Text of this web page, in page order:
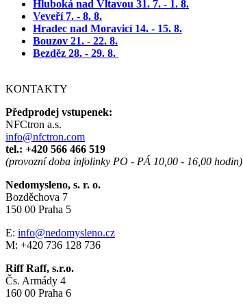
Hluboká nad Vltavou 31. 7. - 1. 8.
Veveří 7. - 8. 8.
Hradec nad Moravicí 14. - 15. 8.
Bouzov 21. - 22. 8.
Bezděz 28. - 29. 8.
KONTAKTY
Předprodej vstupenek:
NFCtron a.s.
info@nfctron.com
tel.: +420 566 466 519
(provozní doba infolinky PO - PÁ 10,00 - 16,00 hodin)
Nedomysleno, s. r. o.
Bozděchova 7
150 00 Praha 5
E: info@nedomysleno.cz
M: +420 736 128 736
Riff Raff, s.r.o.
Čs. Armády 4
160 00 Praha 6